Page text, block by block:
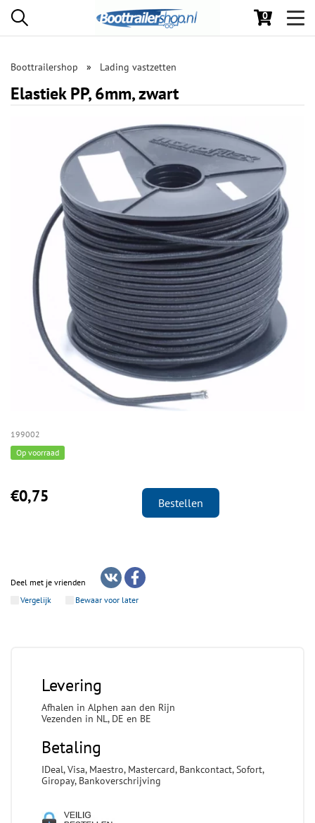
0
Boottrailershop Lading vastzetten
Elastiek PP, 6mm, zwart
199002
Op voorraad
€0,75 Bestellen
Deel met je vrienden
Vergelijk
Bewaar voor later
Levering
Afhalen in Alphen aan den Rijn
Vezenden in NL, DE en BE
Betaling
IDeal, Visa, Maestro, Mastercard, Bankcontact, Sofort,
Giropay, Bankoverschrijving